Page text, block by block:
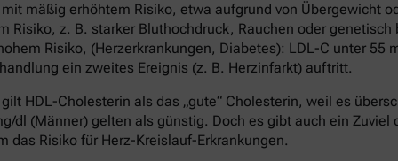
mäßig erhöhtem Risiko, etwa aufgrund von Übergewicht
Risiko, z. B. starker Bluthochdruck, Rauchen oder
Risiko, (Herzerkrankungen, Diabetes): LDL-C unter
ein zweites Ereignis (z. B. Herzinfarkt) auftritt.
HDL-Cholesterin als das „gute“ Cholesterin, weil es
dl (Männer) gelten als günstig. Doch es gibt auch ein
das Risiko für Herz-Kreislauf-Erkrankungen.